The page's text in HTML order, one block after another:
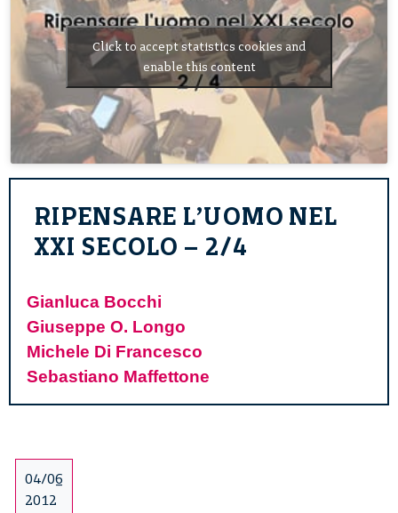
Click to accept statistics cookies and
enable this content
RIPENSARE L’UOMO NEL
XXI SECOLO – 2/4
Gianluca Bocchi
Giuseppe O. Longo
Michele Di Francesco
Sebastiano Maffettone
04/06
2012